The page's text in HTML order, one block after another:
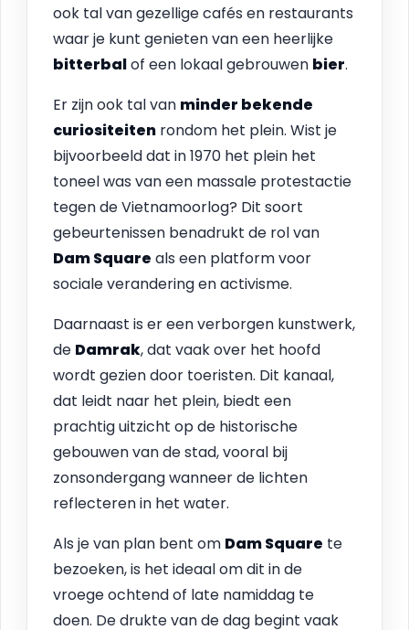
ook tal van gezellige cafés en restaurants
waar je kunt genieten van een heerlijke
bitterbalof een lokaal gebrouwen bier.
Er zijn ook tal van minder bekende
curiositeiten rondom het plein. Wist je
bijvoorbeeld dat in 1970 het plein het
toneel was van een massale protestactie
tegen de Vietnamoorlog? Dit soort
gebeurtenissen benadrukt de rol van
Dam Square als een platform voor
sociale verandering en activisme.
Daarnaast is er een verborgen kunstwerk,
de Damrak, dat vaak over het hoofd
wordt gezien door toeristen. Dit kanaal,
dat leidt naar het plein, biedt een
prachtig uitzicht op de historische
gebouwen van de stad, vooral bij
zonsondergang wanneer de lichten
reflecteren in het water.
Als je van plan bent om Dam Square te
bezoeken, is het ideaal om dit in de
vroege ochtend of late namiddag te
doen. De drukte van de dag begint vaak